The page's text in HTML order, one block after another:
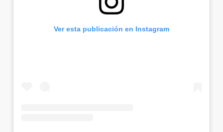
Ver esta publicación en Instagram